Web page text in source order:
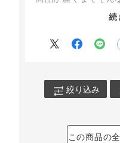
この金額でいいの？
続
絞り込み
この商品の